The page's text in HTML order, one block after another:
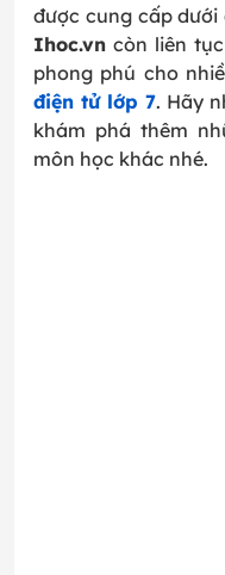
được cung cấp dưới
Ihoc.vn còn liên
phong phú cho
điện tử lớp 7. Hãy
khám phá thêm
môn học khác nhé.